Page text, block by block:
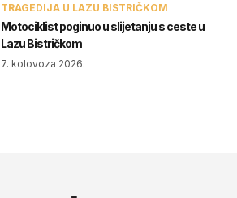
TRAGEDIJA U LAZU BISTRIČKOM
Motociklist poginuo u slijetanju s ceste u
Lazu Bistričkom
7. kolovoza 2026.